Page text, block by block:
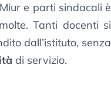
e parti sindacali è
Tanti docenti si
dall’istituto, senza
di servizio.